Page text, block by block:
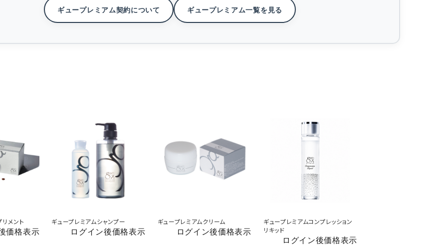
ギュープレミアム契約について ギュープレミアム一覧を見る
メント
価格表示
ギュープレミアムシャンプー
ログイン後価格表示
ギュープレミアムクリーム
ログイン後価格表示
ギュープレミアムコンプレッション
リキッド
ログイン後価格表示